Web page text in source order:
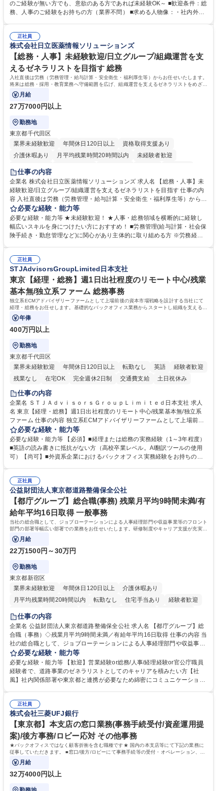
採用や教育等の業務内容により、関西圏以外への日帰り・宿泊を伴う国内
出張もございます。 ※担当業務を持ちつつ、お互いに助け合いながら、総
のご経験が無い方でも、意欲のある方であれば未経験OK～ ■歓迎条件：総
務、人事のご経験をお持ちの方（業界不問） ■求める人物像：・社内外の
正社員
株式会社日立医薬情報ソリューションズ
【総務・人事】未経験歓迎/日立グループ/組織運営を支
えるゼネラリストを目指す 総務
入社直後は労務（労務管理・給与計算・安全衛生・福利厚生等）からお任せいたします。
将来は総務・採用・教育業務へ守備範囲を広げ、組織運営を支えるゼネラリストをめざせ
ます。
月給
27万7000円以上
勤務地
東京都千代田区
業界未経験歓迎
年間休日120日以上
資格取得支援あり
介護休暇あり
月平均残業時間20時間以内
未経験者歓迎
住宅手当あり
育休あり
完全週休2日制 交通費支給 土日祝休み 寮・社宅あり
仕事の内容
企業名 株式会社日立医薬情報ソリューションズ 求人名 【総務・人事】未
経験歓迎/日立グループ/組織運営を支えるゼネラリストを目指す 仕事の内
容 入社直後は労務（労務管理・給与計算・安全衛生・福利厚生等）からお
任せいたします。将来は総務・採用・教育業務へ守備範囲を広げ、組織運
営を支えるゼネラリストをめざせます。 ・初期業務：労働時間管理、給与
計算、社会保険対応、福利厚生管理、安全衛生、健康経営推進等をお任せ
します。ご経験に応じて、休職者管理など、幅広く経験を積んでいただき
幅広く経験を積みたい意欲がある方に最適な環境です。 募集職種 【総
務・人事】未経験歓迎/日立グループ/組織運営を支えるゼネラリストを目
指す
必要な経験・能力等
必要な経験・能力等 ★未経験歓迎！ ★人事・総務領域を横断的に経験し
幅広いスキルを身につけたい方におすすめ！ ■労務管理(給与計算・社会保
険手続き・勤怠管理など)に関心があり主体的に取り組める方 ※労務経験
のご経験 ■労務管理（給与計算・社会保険手続き・勤怠管理など）の経験
■衛生管理者の資格をお持ちの方 学歴・資格 学歴：大学院 大学 高専 短大
専修学校 高校 語学力： 資格：
正社員
STJAdvisorsGroupLimited日本支社
東京【経理・総務】週1日出社程度のリモート中心/残業
基本無/独立系ファーム 総務事務
独立系ECMアドバイザリーファームとして上場前後の資本市場戦略を設計する当社にて
経理・総務をお任せします。基礎的なバックオフィス業務からスタートし組織を支える専
任担当として広く活躍できる環境です。
年俸
400万円以上
勤務地
東京都千代田区
業界未経験歓迎
年間休日120日以上 転勤なし 英語
経験者歓迎
残業なし
在宅OK 完全週休2日制 交通費支給 土日祝休み
仕事の内容
企業名 ＳＴＪＡｄｖｉｓｏｒｓＧｒｏｕｐＬｉｍｉｔｅｄ日本支社 求人
名 東京【経理・総務】週1日出社程度のリモート中心/残業基本無/独立系
ファーム 仕事の内容 独立系ECMアドバイザリーファームとして上場前後
の資本市場戦略を設計する当社にて経理・総務をお任せします。基礎的な
バックオフィス業務からスタートし組織を支える専任担当として広く活躍
できる環境です。 ■日常経理、月次および年次決算サポート業務 ■本国
（グローバル）との英文メール対応（AI翻訳ツール等を使用しての対応で
業務をお任せします。残業も基本的には発生せず、ご自身のペースで業務
を進めやすく定着率の高い環境です。 募集職種 東京【経理・総務】週1日
出社程度のリモート中心/残業基本無/独立系ファーム
必要な経験・能力等
必要な経験・能力等 【必須】■経理または総務の実務経験（1～3年程度）
■英語の読み書きに抵抗がない方（高校卒業レベル。AI翻訳ツールの使用
可）【尚可】■外資系企業におけるバックオフィス実務経験をお持ちの方
【働き方について】現在は週4日程度の在宅勤務を実施しており、ワーク
ライフバランスを重視する方に最適な環境です（フルリモートも面接で相
談可）。【求める人物像】幅広いバックオフィス業務に柔軟に対応でき、
社内外と円滑にコミュニケーションを取りながら業務を推進できる方 学
歴・資格 学歴：大学院 大学 高専 短大 専修学校 高校 語学力： 資格：
正社員
公益財団法人東京都道路整備保全公社
【都庁グループ】総合職(事務) 残業月平均9時間未満/有
給年平均16日取得 一般事務
当社の総合職として、ジョブローテーションによる人事経理部門や収益事業等のフロント
部門の部署等幅広い部署での業務をお任せいたします。研修制度やキャリア支援が充実し
ております！ ※下記業務詳細
月給
22万1500円～30万円
勤務地
東京都新宿区
業界未経験歓迎
年間休日120日以上
介護休暇あり
月平均残業時間20時間以内
転勤なし 住宅手当あり
経験者歓迎
研修あり
退職金あり
駅近5分以内
資格取得手当あり 食事補助あり
仕事の内容
企業名 公益財団法人東京都道路整備保全公社 求人名 【都庁グループ】総
合職（事務）◇残業月平均9時間未満／有給年平均16日取得 仕事の内容 当
社の総合職として、ジョブローテーションによる人事経理部門や収益事業
等のフロント部門の部署等幅広い部署での業務をお任せいたします。研修
制度やキャリア支援が充実しております！ ※下記業務詳細 【業務詳細】■
管理部門：広報、人事、経理など当公社の運営に係る管理業務 ■収益部
門：駐車場の新規開拓、管理運営、新宿駅西口広場の「イベントコーナ
道路施設や道路工事現場の見学ツアー事業 ※入社後は上記いずれかの部門
へ配属。※業務内容変更の範囲：会社の定める業務 募集職種 【都庁グル
ープ】総合職（事務）◇残業月平均9時間未満／有給年平均16日取得
必要な経験・能力等
必要な経験・能力等 【歓迎】営業経験or総務/人事/経理経験or官公庁職員
経験者で、道路事業のゼネラリストとしてのキャリアを積みたい方【社
風】社内関係部署や東京都と連携が必要なため綿密にコミュニケーション
部門など多岐に渡る業務を経験できます。 ■様々なプロジェクト：駐車場
事業の他、新宿駅西口広場内に設置された照明を兼ねた広告「ブライトサ
イン」の管理運営を行うなど、事業収益を生み出す活動を積極的に行って
います。 学歴・資格 学歴：大学院 大学 高専 短大 専修学校 高校 語学力：
資格：
正社員
株式会社三菱UFJ銀行
【東京都】本支店の窓口業務(事務手続受付/資産運用提
案)/後方事務/ロビー応対 その他事務
★バックオフィスではなく顧客折衝を含む職種です★ 国内の本支店等にて下記の業務に
従事していただきます。 ■窓口/後方/ロビーにて事務手続等の受付・オペレーション、お
客様対応
月給
32万4000円以上